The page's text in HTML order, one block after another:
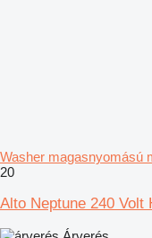
Washer magasnyomású
20
Alto Neptune 240 Volt